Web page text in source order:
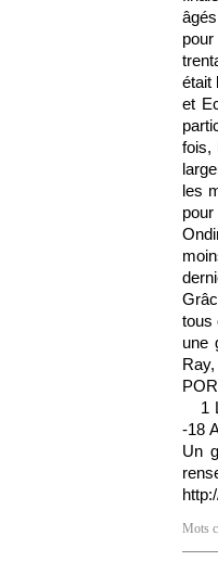
était
et
fois,
les
tous
une
1
-18
Un
Mots